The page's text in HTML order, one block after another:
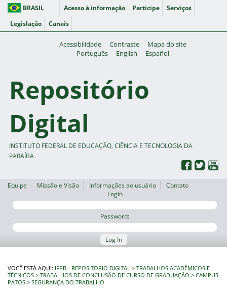
BRASIL Acesso à informação Participe
Serviços
Legislação
Canais
Acessibilidade Contraste
Mapa do site
Português
English Español
Repositório
Digital
INSTITUTO FEDERAL DE EDUCAÇÃO, CIÊNCIA E TECNOLOGIA DA
PARAÍBA
Equipe Missão e Visão Informações ao usuário
Contato
Login
Password:
Log In
VOCÊ ESTÁ AQUI: IFPB - REPOSITÓRIO DIGITAL
TRABALHOS ACADÊMICOS E
TÉCNICOS
TRABALHOS DE CONCLUSÃO DE CURSO DE GRADUAÇÃO
CAMPUS
PATOS
SEGURANÇA DO TRABALHO